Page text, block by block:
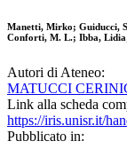
Manetti, Mirko; Guiducci,
Conforti, M. L.; Ibba,
Autori di Ateneo:
MATUCCI
Link alla scheda
https://iris.unisr.it/
Pubblicato in: